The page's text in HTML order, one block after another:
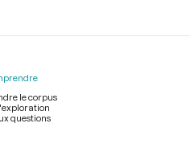
le corpus
questions